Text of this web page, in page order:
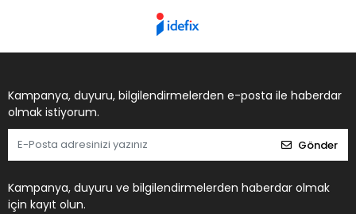
Kampanya, duyuru, bilgilendirmelerden e-posta ile haberdar
olmak istiyorum.
Gönder
Kampanya, duyuru ve bilgilendirmelerden haberdar olmak
için kayıt olun.